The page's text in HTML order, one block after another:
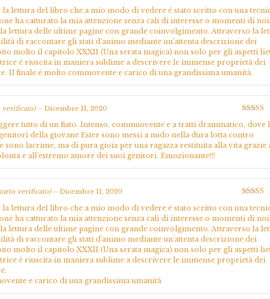
Valutato
5
lettura del libro che a mio modo di vedere é stato scritto con una
ha catturato la mia attenzione senza cali di interesse o momenti di
lettura delle ultime pagine con grande coinvolgimento. Attraverso la
di raccontare gli stati d’animo mediante un’attenta descrizione dei
molto il capitolo XXXII (Una serata magica) non solo per gli aspetti
é riuscita in maniera sublime a descrivere le immense proprietà dei
Il finale é molto commovente e carico di una grandissima umanità.
Valutato5
5
– Dicembre 11, 2020
tutto di un fiato. Intenso, commuovente e a tratti drammatico, dove
della giovane Ester sono messi a nudo nella dura lotta contro
sono lacrime, ma di pura gioia per una ragazza restituita alla vita grazie
e all’estremo amore dei suoi genitori. Emozionante!!!
Valutato
5
verificato) – Dicembre 11, 2020
lettura del libro che a mio modo di vedere è stato scritto con una
ha catturato la mia attenzione senza cali di interesse o momenti di
lettura delle ultime pagine con grande coinvolgimento. Attraverso la
di raccontare gli stati d’animo mediante un’attenta descrizione dei
molto il capitolo XXXII (Una serata magica) non solo per gli aspetti
è riuscita in maniera sublime a descrivere le immense proprietà dei
e carico di una grandissima umanità